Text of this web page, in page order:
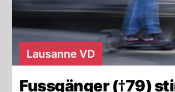
Lausanne VD
Fussgänger (†79)